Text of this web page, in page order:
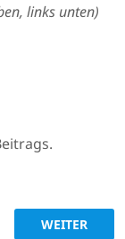
links unten)
DIE 1.NÄCHSTER
WEITER